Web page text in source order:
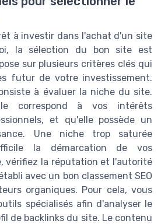
à investir dans l'achat d'un site
la sélection du bon site est
sur plusieurs critères clés qui
futur de votre investissement.
à évaluer la niche du site.
correspond à vos intérêts
et qu'elle possède un
Une niche trop saturée
la démarcation de vos
vérifiez la réputation et l'autorité
avec un bon classement SEO
organiques. Pour cela, vous
spécialisés afin d'analyser le
de backlinks du site. Le contenu